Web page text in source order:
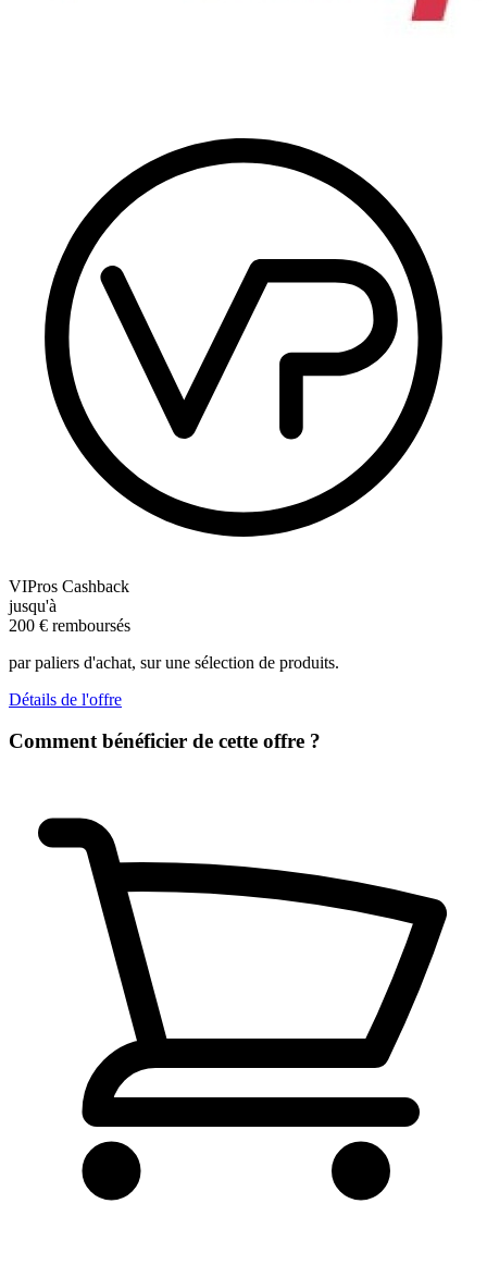
VIPros Cashback
jusqu'à
200 € remboursés
par paliers d'achat, sur une sélection de produits.
Détails de l'offre
Comment bénéficier de cette offre ?